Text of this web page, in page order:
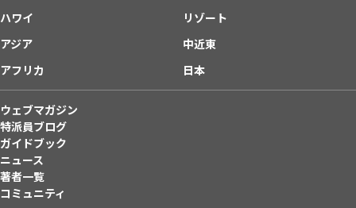
ハワイ
リゾート
アジア
中近東
アフリカ
日本
ウェブマガジン
特派員ブログ
ガイドブック
ニュース
著者一覧
コミュニティ